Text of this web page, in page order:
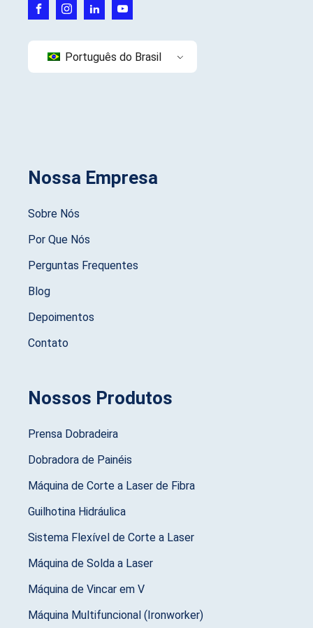
Português do Brasil
Nossa Empresa
Sobre Nós
Por Que Nós
Perguntas Frequentes
Blog
Depoimentos
Contato
Nossos Produtos
Prensa Dobradeira
Dobradora de Painéis
Máquina de Corte a Laser de Fibra
Guilhotina Hidráulica
Sistema Flexível de Corte a Laser
Máquina de Solda a Laser
Máquina de Vincar em V
Máquina Multifuncional (Ironworker)